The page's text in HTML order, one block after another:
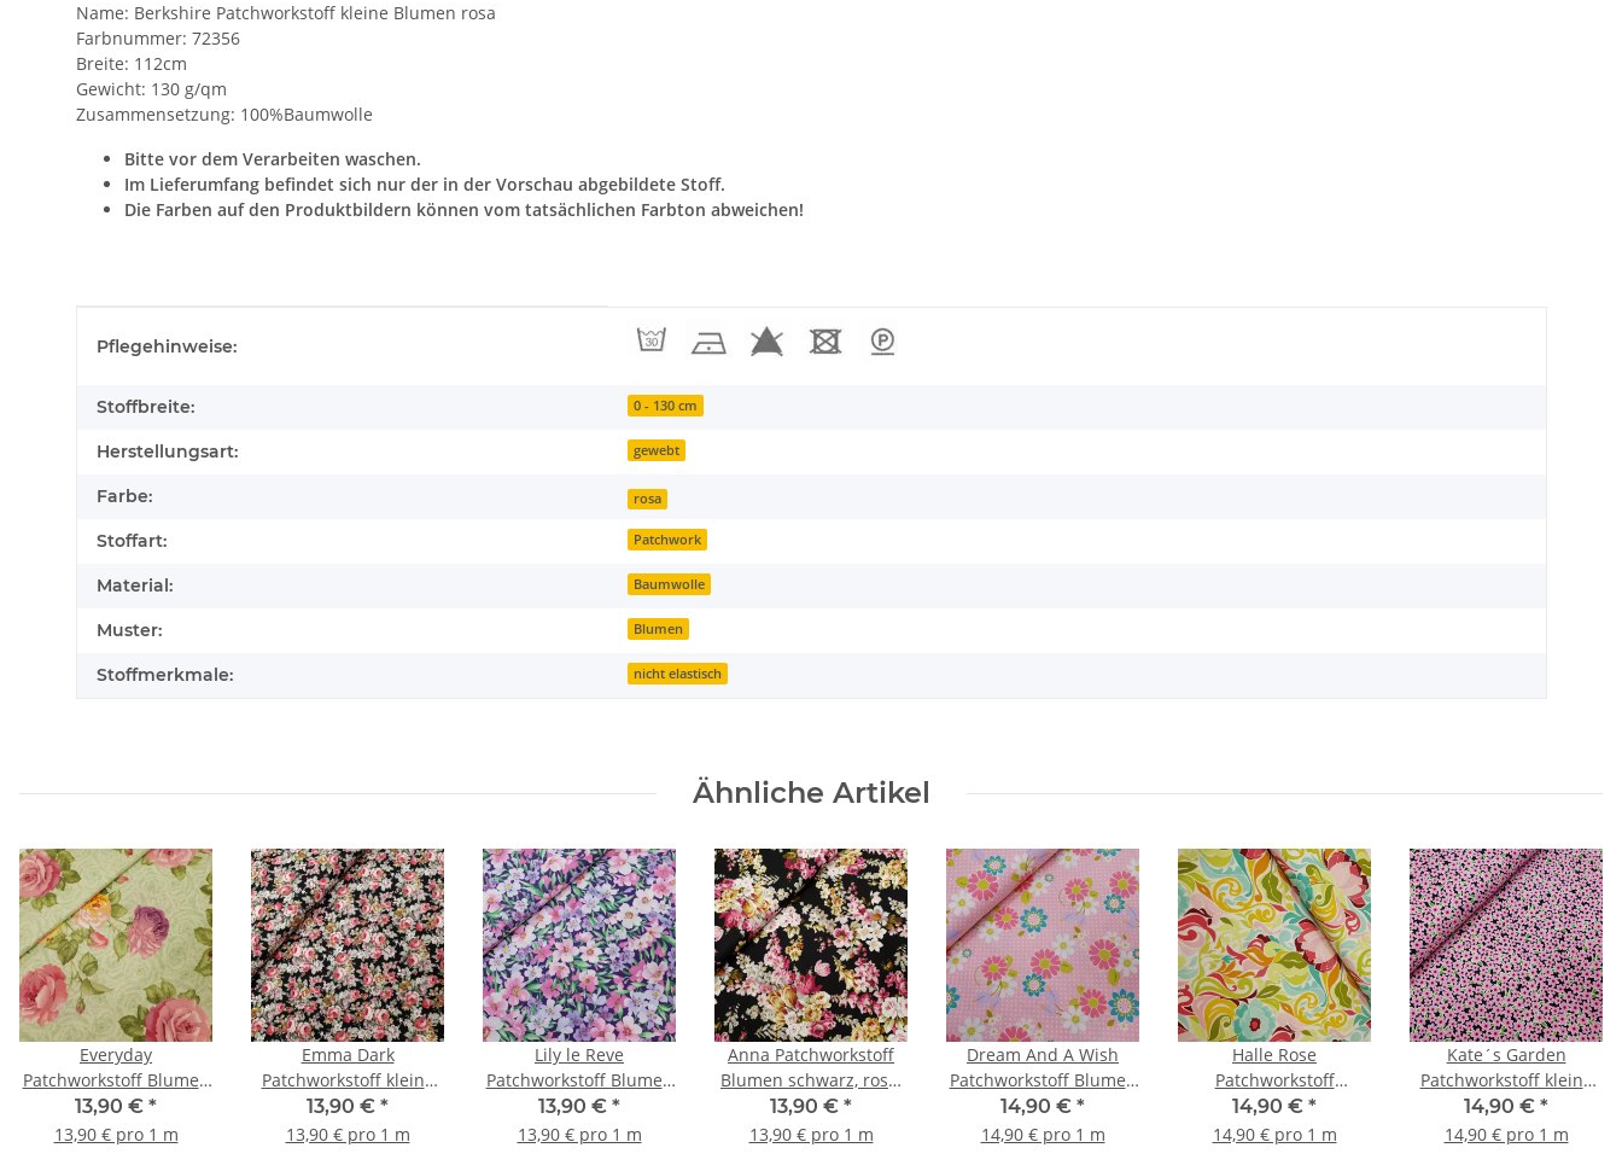
Name: Berkshire Patchworkstoff kleine Blumen rosa
Farbnummer: 72356
Breite: 112cm
Gewicht: 130 g/qm
Zusammensetzung: 100%Baumwolle
Bitte vor dem Verarbeiten waschen.
Im Lieferumfang befindet sich nur der in der Vorschau abgebildete Stoff.
Die Farben auf den Produktbildern können vom tatsächlichen Farbton abweichen!
Pflegehinweise:
Stoffbreite: 0 - 130 cm
Herstellungsart: gewebt
Farbe: rosa
Stoffart: Patchwork
Material: Baumwolle
Muster: Blumen
Stoffmerkmale: nicht elastisch
Ähnliche Artikel
Everyday
Patchworkstoff Blumen
grün, gelb, rosa
13,90 € *
13,90 € pro 1 m
Emma Dark
Patchworkstoff kleine
Rosen schwarz, weiß,
rosa
13,90 € *
13,90 € pro 1 m
Lily le Reve
Patchworkstoff Blumen
lila, flieder, rosa, grün
13,90 € *
13,90 € pro 1 m
Anna Patchworkstoff
Blumen schwarz, rosa,
pink, beige
13,90 € *
13,90 € pro 1 m
Dream And A Wish
Patchworkstoff Blumen
mit Punkten rosa, weiß,
türkis, kiwi
14,90 € *
14,90 € pro 1 m
Halle Rose
Patchworkstoff
abstrakte Blumen weiß,
mint, rosa, pink, grün,
14,90 € *
14,90 € pro 1 m
Kate´s Garden
Patchworkstoff kleine
Blumen rosa, grün,
schwarz
14,90 € *
14,90 € pro 1 m